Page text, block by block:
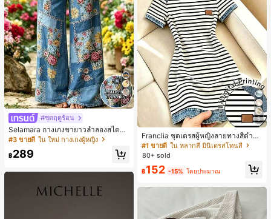
22
#ชุดฤดูร้อน
Selamara กางเกงขายาวลำลองสไตล์โ
บฮีเมียนสำหรับพักผ่อน สีกากี ผิวสัมผัส
มีเท็กซ์เจอร์ เอวสูงทรงหลวม เอวยางยืด
พร้อมเชือกรูด ทรงขาตรงทิ้งตัว ขากว้า
ดินทาง
#3 ขายดี ใน ใหม่ กางเกงผู้หญิง
฿289
5
Franclia ชุดเดรสผู้หญิงลายทางสีดำขา
วแบบแพตช์เวิร์กเอฟเฟกต์เดนิม สำหรั
บฤดูร้อน รุ่นใหม่ พิมพ์ดิจิทัลลายทางแบ
#1 ขายดี ใน หลากสี มินิเดรสโทนสี
80+ sold
฿152 -15% โดยประมาณ